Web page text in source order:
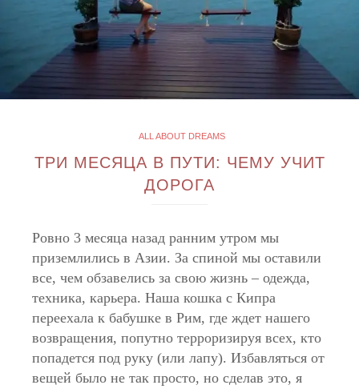
ALL ABOUT DREAMS
ТРИ МЕСЯЦА В ПУТИ: ЧЕМУ УЧИТ
ДОРОГА
Ровно 3 месяца назад ранним утром мы
приземлились в Азии. За спиной мы оставили
все, чем обзавелись за свою жизнь – одежда,
техника, карьера. Наша кошка с Кипра
переехала к бабушке в Рим, где ждет нашего
возвращения, попутно терроризируя всех, кто
попадется под руку (или лапу). Избавляться от
вещей было не так просто, но сделав это, я